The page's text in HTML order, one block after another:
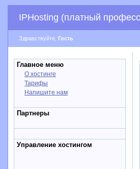
IPHosting (платный
Здравствуйте, Гость
Главное меню
О хостинге
Тарифы
Напишите нам
Партнеры
Управление хостингом